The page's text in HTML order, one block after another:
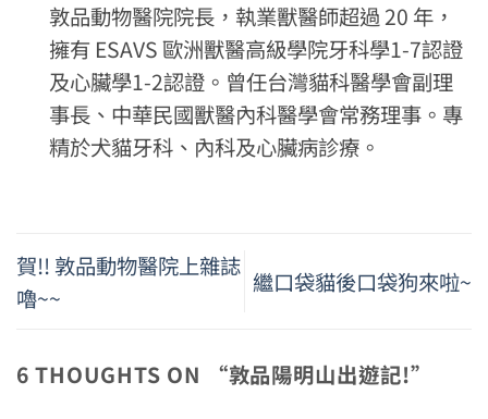
敦品動物醫院院長，執業獸醫師超過 20 年，
擁有 ESAVS 歐洲獸醫高級學院牙科學1-7認證
及心臟學1-2認證。曾任台灣貓科醫學會副理
事長、中華民國獸醫內科醫學會常務理事。專
精於犬貓牙科、內科及心臟病診療。
賀!! 敦品動物醫院上雜誌
嚕~~
繼口袋貓後口袋狗來啦~
6 THOUGHTS ON “敦品陽明山出遊記!”